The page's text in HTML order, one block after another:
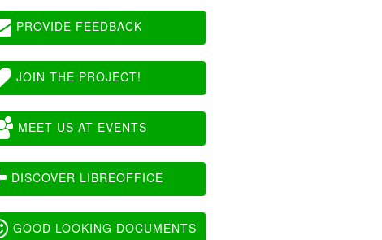
PROVIDE FEEDBACK
JOIN THE PROJECT!
MEET US AT EVENTS
DISCOVER LIBREOFFICE
GOOD LOOKING DOCUMENTS